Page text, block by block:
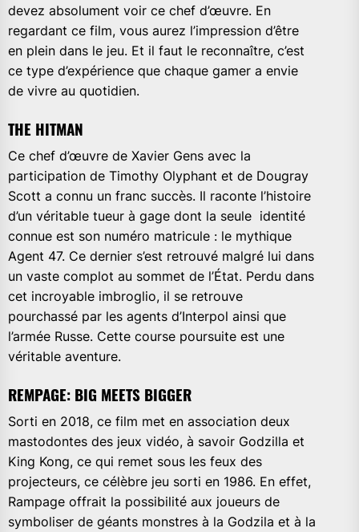
devez absolument voir ce chef d’œuvre. En
regardant ce film, vous aurez l’impression d’être
en plein dans le jeu. Et il faut le reconnaître, c’est
ce type d’expérience que chaque gamer a envie
de vivre au quotidien.
THE HITMAN
Ce chef d’œuvre de Xavier Gens avec la
participation de Timothy Olyphant et de Dougray
Scott a connu un franc succès. Il raconte l’histoire
d’un véritable tueur à gage dont la seule identité
connue est son numéro matricule : le mythique
Agent 47. Ce dernier s’est retrouvé malgré lui dans
un vaste complot au sommet de l’État. Perdu dans
cet incroyable imbroglio, il se retrouve
pourchassé par les agents d’Interpol ainsi que
l’armée Russe. Cette course poursuite est une
véritable aventure.
REMPAGE: BIG MEETS BIGGER
Sorti en 2018, ce film met en association deux
mastodontes des jeux vidéo, à savoir Godzilla et
King Kong, ce qui remet sous les feux des
projecteurs, ce célèbre jeu sorti en 1986. En effet,
Rampage offrait la possibilité aux joueurs de
symboliser de géants monstres à la Godzila et à la